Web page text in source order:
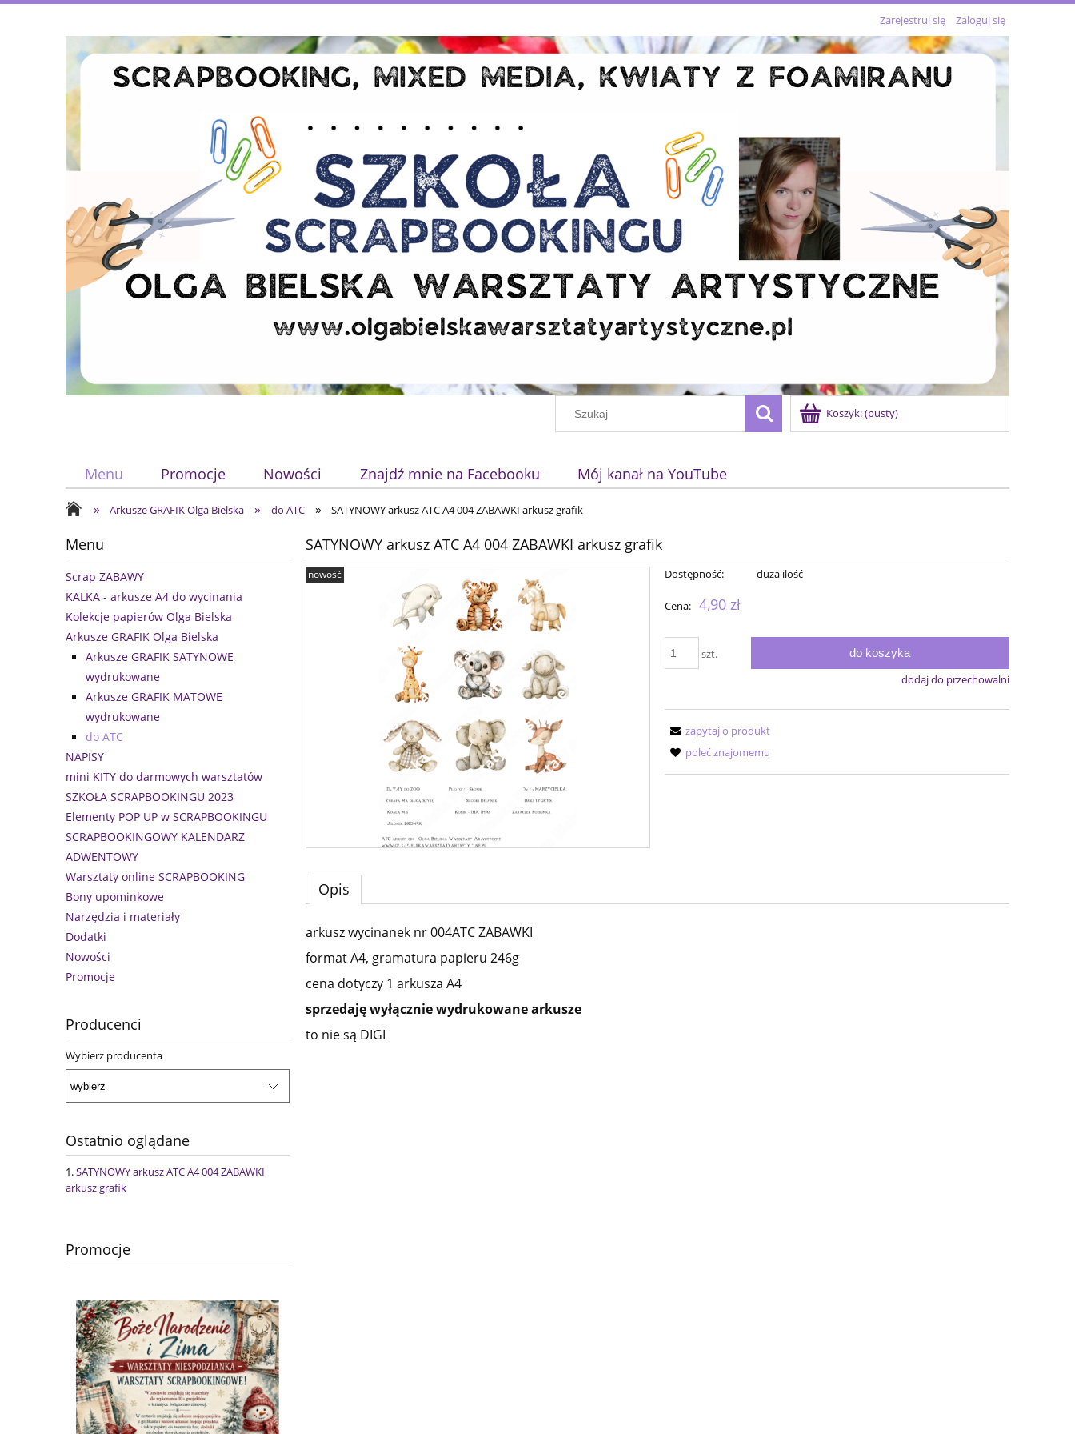
Zarejestruj się Zaloguj się
Koszyk:(pusty)
Menu Promocje Nowości Znajdź mnie na Facebooku Mój kanał na YouTube
» Arkusze GRAFIK Olga Bielska » do ATC » SATYNOWY arkusz ATC A4 004 ZABAWKI arkusz grafik
Menu
Scrap ZABAWY
KALKA - arkusze A4 do wycinania
Kolekcje papierów Olga Bielska
Arkusze GRAFIK Olga Bielska
Arkusze GRAFIK SATYNOWE
wydrukowane
Arkusze GRAFIK MATOWE
wydrukowane
do ATC
NAPISY
mini KITY do darmowych warsztatów
SZKOŁA SCRAPBOOKINGU 2023
Elementy POP UP w SCRAPBOOKINGU
SCRAPBOOKINGOWY KALENDARZ
ADWENTOWY
Warsztaty online SCRAPBOOKING
Bony upominkowe
Narzędzia i materiały
Dodatki
Nowości
Promocje
Producenci
Wybierz producenta
Ostatnio oglądane
SATYNOWY arkusz ATC A4 004 ZABAWKI
arkusz grafik
Promocje
SATYNOWY arkusz ATC A4 004 ZABAWKI arkusz grafik
nowość Dostępność: duża ilość
Cena: 4,90 zł
szt. do koszyka
dodaj do przechowalni
zapytaj o produkt
poleć znajomemu
Opis
arkusz wycinanek nr 004ATC ZABAWKI
format A4, gramatura papieru 246g
cena dotyczy 1 arkusza A4
sprzedaję wyłącznie wydrukowane arkusze
to nie są DIGI